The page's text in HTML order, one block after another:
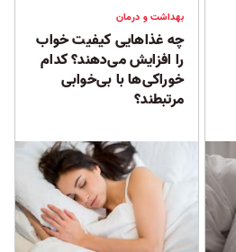
بهداشت و درمان
چه غذاهایی کیفیت خواب
را افزایش می‌دهند؟ کدام
خوراکی‌ها با بی‌خوابی
مرتبطند؟